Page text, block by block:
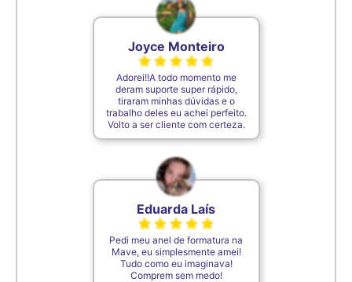
Joyce Monteiro
Adorei!!A todo momento me
deram suporte super rápido,
tiraram minhas dúvidas e o
trabalho deles eu achei perfeito.
Volto a ser cliente com certeza.
Eduarda Laís
Pedi meu anel de formatura na
Mave, eu simplesmente amei!
Tudo como eu imaginava!
Comprem sem medo!